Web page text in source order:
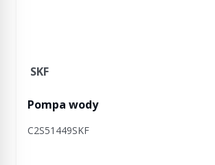
SKF
Pompa wody
C2S51449SKF